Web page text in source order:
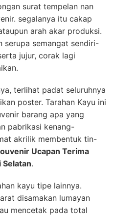
surat tempelan nan
segalanya itu cakap
arah akar produksi.
serupa semangat sendiri-
jujur, corak lagi
terlihat padat seluruhnya
poster. Tarahan Kayu ini
barang apa yang
pabrikasi kenang-
akrilik membentuk tin-
Ucapan Terima
Selatan.
kayu tipe lainnya.
disamakan lumayan
mencetak pada total